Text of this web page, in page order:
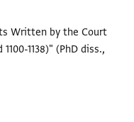
Written by the Court
1138)" (PhD diss.,